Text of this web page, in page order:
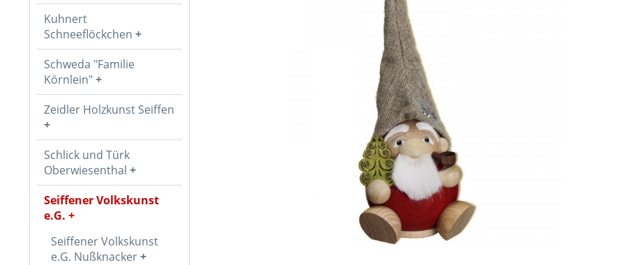
Kuhnert
Schneeflöckchen
Schweda "Familie
Körnlein"
Zeidler Holzkunst Seiffen
Schlick und Türk
Oberwiesenthal
Seiffener Volkskunst
e.G.
Seiffener Volkskunst
e.G. Nußknacker